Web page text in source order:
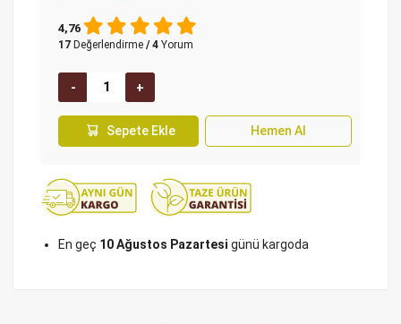
4,76
17 Değerlendirme / 4 Yorum
Sepete Ekle Hemen Al
En geç 10 Ağustos Pazartesi günü kargoda